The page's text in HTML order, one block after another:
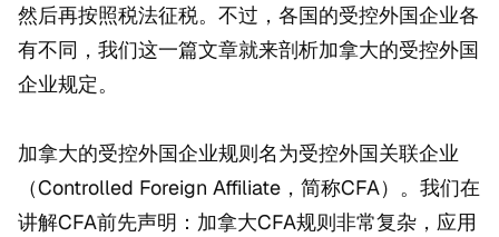
然后再按照税法征税。不过，各国的受控外国企业各
有不同，我们这一篇文章就来剖析加拿大的受控外国
企业规定。
加拿大的受控外国企业规则名为受控外国关联企业
（Controlled Foreign Affiliate，简称CFA）。我们在
讲解CFA前先声明：加拿大CFA规则非常复杂，应用